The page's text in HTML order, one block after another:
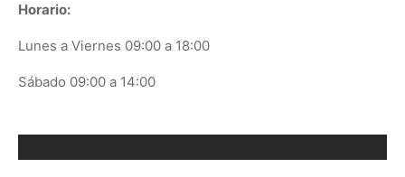
Horario:
Lunes a Viernes 09:00 a 18:00
Sábado 09:00 a 14:00